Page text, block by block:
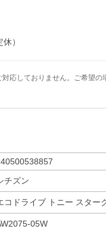
）
応しておりません。ご希望の
チズン
コドライブ トニー スター
05W